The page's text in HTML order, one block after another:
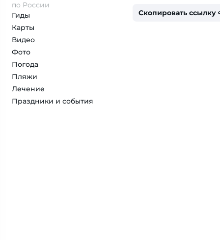
по России
Гиды
Карты
Видео
Фото
Погода
Пляжи
Лечение
Праздники и события
Скопировать ссылку